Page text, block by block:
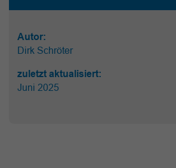
Autor:
Dirk Schröter
zuletzt aktualisiert:
Juni 2025